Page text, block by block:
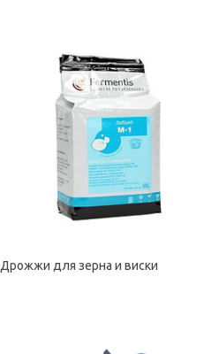
Дрожжи для зерна и виски